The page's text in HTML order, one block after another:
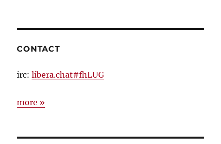
CONTACT
irc:libera.chat#fhLUG
more »